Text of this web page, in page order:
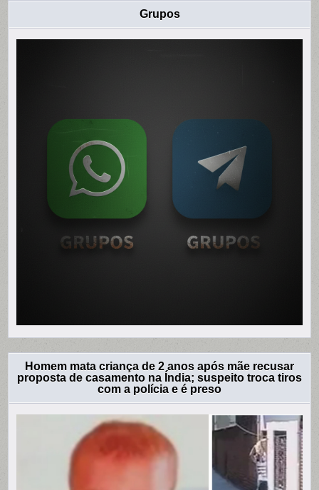
Grupos
Homem mata criança de 2 anos após mãe recusar
proposta de casamento na Índia; suspeito troca tiros
com a polícia e é preso